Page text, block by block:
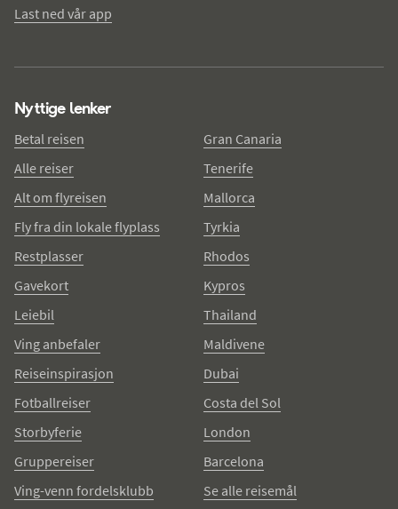
Last ned vår app
Nyttige lenker
Betal reisen
Alle reiser
Alt om flyreisen
Fly fra din lokale flyplass
Restplasser
Gavekort
Leiebil
Ving anbefaler
Reiseinspirasjon
Fotballreiser
Storbyferie
Gruppereiser
Ving-venn fordelsklubb
Gran Canaria
Tenerife
Mallorca
Tyrkia
Rhodos
Kypros
Thailand
Maldivene
Dubai
Costa del Sol
London
Barcelona
Se alle reisemål